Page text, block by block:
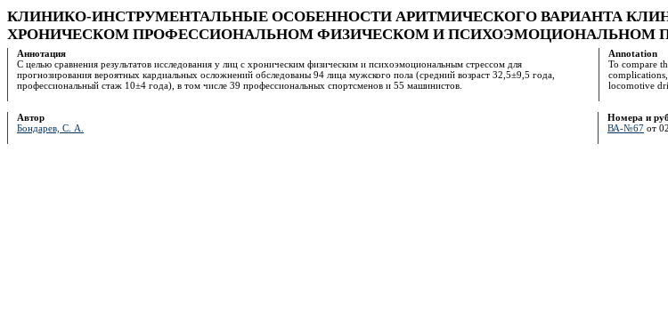
КЛИНИКО-ИНСТРУМЕНТАЛЬНЫЕ ОСОБЕННОСТИ АРИТМИЧЕСКОГО ВАРИАНТА
ХРОНИЧЕСКОМ ПРОФЕССИОНАЛЬНОМ ФИЗИЧЕСКОМ И ПСИХОЭМОЦИОНАЛЬНОМ
Аннотация
С целью сравнения результатов исследования у лиц с хроническим физическим и психоэмоциональным стрессом для
прогнозирования вероятных кардиальных осложнений обследованы 94 лица мужского пола (средний возраст 32,5±9,5 года,
профессиональный стаж 10±4 года), в том числе 39 профессиональных спортсменов и 55 машинистов.
Annotation
To compare
locomotive
Автор
Бондарев, С. А.
Номера и
ВА-№67 от